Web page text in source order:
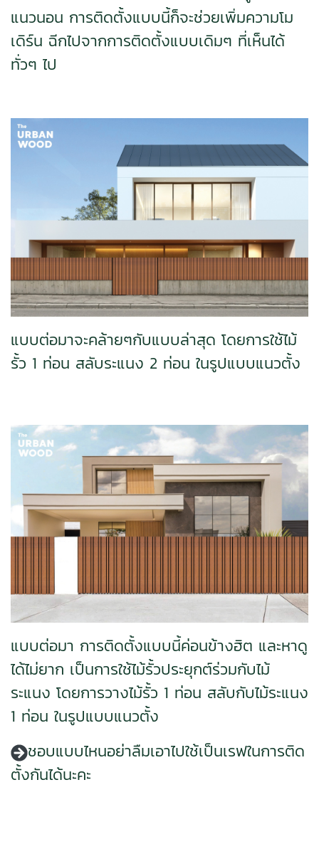
แนวนอน การติดตั้งแบบนี้ก็จะช่วยเพิ่มความโม
เดิร์น ฉีกไปจากการติดตั้งแบบเดิมๆ ที่เห็นได้
ทั่วๆ ไป
แบบต่อมาจะคล้ายๆกับแบบล่าสุด โดยการใช้ไม้
รั้ว 1 ท่อน สลับระแนง 2 ท่อน ในรูปแบบแนวตั้ง
แบบต่อมา การติดตั้งแบบนี้ค่อนข้างฮิต และหาดู
ได้ไม่ยาก เป็นการใช้ไม้รั้วประยุกต์ร่วมกับไม้
ระแนง โดยการวางไม้รั้ว 1 ท่อน สลับกับไม้ระแนง
1 ท่อน ในรูปแบบแนวตั้ง
ชอบแบบไหนอย่าลืมเอาไปใช้เป็นเรฟในการติด
ตั้งกันได้นะคะ